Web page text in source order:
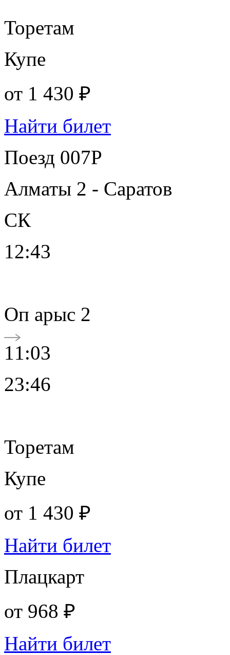
Торетам
Купе
от 1 430 ₽
Найти билет
Поезд 007Р
Алматы 2 - Саратов
СК
12:43
Oп арыс 2
11:03
23:46
Торетам
Купе
от 1 430 ₽
Найти билет
Плацкарт
от 968 ₽
Найти билет